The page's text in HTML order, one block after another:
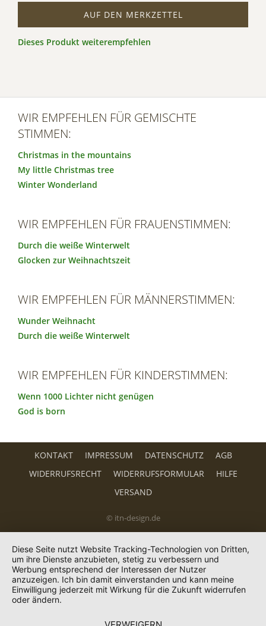
AUF DEN MERKZETTEL
Dieses Produkt weiterempfehlen
WIR EMPFEHLEN FÜR GEMISCHTE
STIMMEN:
Christmas in the mountains
My little Christmas tree
Winter Wonderland
WIR EMPFEHLEN FÜR FRAUENSTIMMEN:
Durch die weiße Winterwelt
Glocken zur Weihnachtszeit
WIR EMPFEHLEN FÜR MÄNNERSTIMMEN:
Wunder Weihnacht
Durch die weiße Winterwelt
WIR EMPFEHLEN FÜR KINDERSTIMMEN:
Wenn 1000 Lichter nicht genügen
God is born
KONTAKT IMPRESSUM DATENSCHUTZ
AGB
WIDERRUFSRECHT
WIDERRUFSFORMULAR
HILFE
VERSAND
© itn-design.de
Diese Seite nutzt Website Tracking-Technologien von Dritten,
um ihre Dienste anzubieten, stetig zu verbessern und
Werbung entsprechend der Interessen der Nutzer
anzuzeigen. Ich bin damit einverstanden und kann meine
Einwilligung jederzeit mit Wirkung für die Zukunft widerrufen
oder ändern.